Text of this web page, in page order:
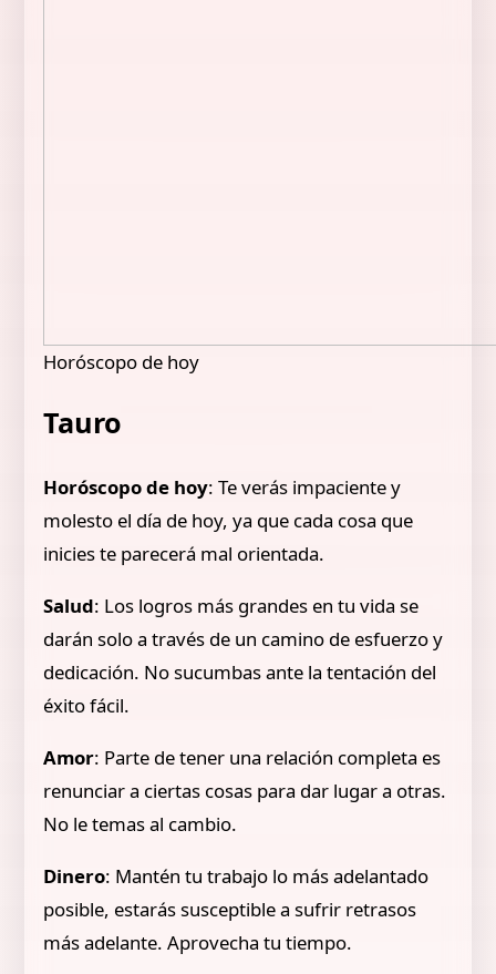
Horóscopo de hoy
Tauro
Horóscopo de hoy: Te verás impaciente y
molesto el día de hoy, ya que cada cosa que
inicies te parecerá mal orientada.
Salud: Los logros más grandes en tu vida se
darán solo a través de un camino de esfuerzo y
dedicación. No sucumbas ante la tentación del
éxito fácil.
Amor: Parte de tener una relación completa es
renunciar a ciertas cosas para dar lugar a otras.
No le temas al cambio.
Dinero: Mantén tu trabajo lo más adelantado
posible, estarás susceptible a sufrir retrasos
más adelante. Aprovecha tu tiempo.